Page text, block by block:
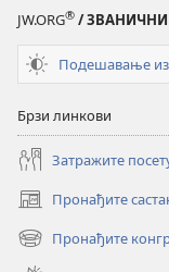
JW.ORG® / ЗВАНИЧНИ
Подешавање
Брзи линкови
Затражите
Пронађите
(отвара
нови
прозор)
Пронађите
(отвара